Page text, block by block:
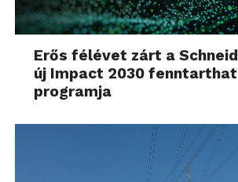
Erős félévet zárt a
új Impact 2030
programja